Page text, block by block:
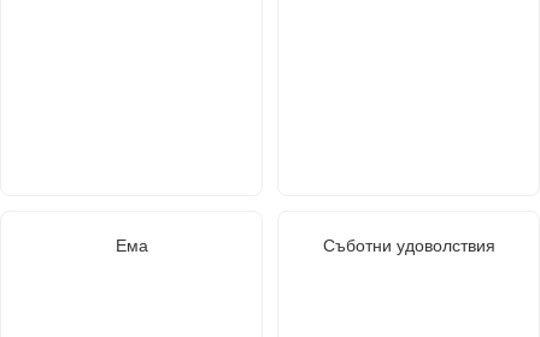
Ема Съботни удоволствия